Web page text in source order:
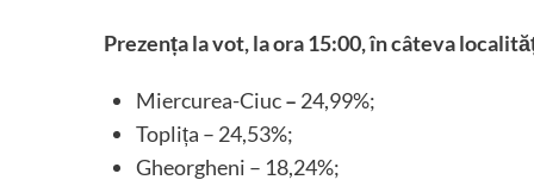
Prezența la vot, la ora 15:00, în câteva
Miercurea-Ciuc– 24,99%;
Toplița – 24,53%;
Gheorgheni – 18,24%;